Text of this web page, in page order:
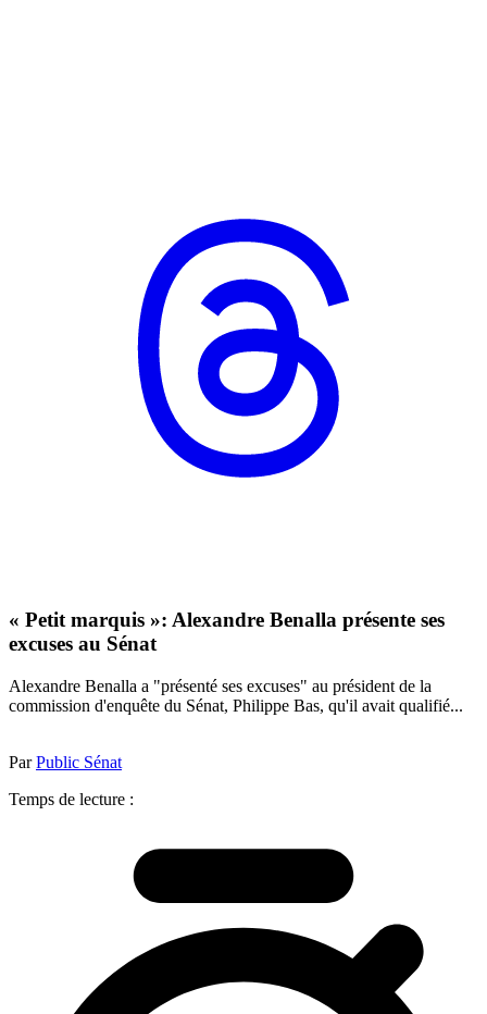
« Petit marquis »: Alexandre Benalla présente ses
excuses au Sénat
Alexandre Benalla a "présenté ses excuses" au président de la
commission d'enquête du Sénat, Philippe Bas, qu'il avait qualifié...
ParPublic Sénat
Temps de lecture :